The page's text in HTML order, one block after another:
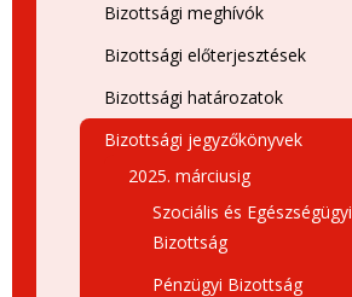
Bizottsági meghívók
Bizottsági előterjesztések
Bizottsági határozatok
Bizottsági jegyzőkönyvek
2025. márciusig
Szociális és Egészségügyi
Bizottság
Pénzügyi Bizottság